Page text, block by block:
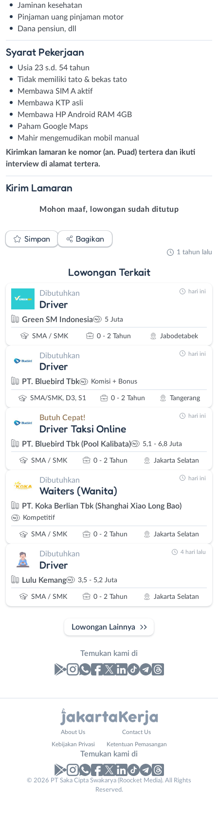
Jaminan kesehatan
Pinjaman uang pinjaman motor
Dana pensiun, dll
Syarat Pekerjaan
Usia 23 s.d. 54 tahun
Tidak memiliki tato & bekas tato
Membawa SIM A aktif
Membawa KTP asli
Membawa HP Android RAM 4GB
Paham Google Maps
Mahir mengemudikan mobil manual
Kirimkan lamaran ke nomor (an. Puad) tertera dan ikuti
interview di alamat tertera.
Kirim Lamaran
Mohon maaf, lowongan sudah ditutup
Simpan Bagikan
1 tahun lalu
Lowongan Terkait
Dibutuhkan
Driver
Green SM Indonesia 5 Juta
SMA / SMK 0 - 2 Tahun Jabodetabek
hari ini
Dibutuhkan
Driver
PT. Bluebird Tbk Komisi + Bonus
SMA/SMK, D3, S1 0 - 2 Tahun Tangerang
hari ini
Butuh Cepat!
Driver Taksi Online
PT. Bluebird Tbk (Pool Kalibata) 5,1 - 6,8 Juta
SMA / SMK 0 - 2 Tahun Jakarta Selatan
hari ini
Dibutuhkan
Waiters (Wanita)
PT. Koka Berlian Tbk (Shanghai Xiao Long Bao)
Kompetitif
SMA / SMK 0 - 2 Tahun Jakarta Selatan
hari ini
Dibutuhkan
Driver
Lulu Kemang 3,5 - 5,2 Juta
SMA / SMK 0 - 2 Tahun Jakarta Selatan
4 hari lalu
Lowongan Lainnya
Temukan kami di
No. Telp /
About Us Contact Us
Kebijakan Privasi Ketentuan Pemasangan
Temukan kami di
© 2026 PT Saka Cipta Swakarya (Roocket Media). All Rights
Reserved.